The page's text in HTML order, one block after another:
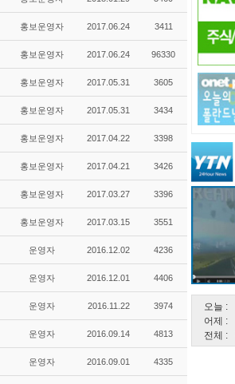
오늘 :
어제 :
전체 :
홍보운영자 2017.06.24 3411
홍보운영자 2017.06.24 96330
홍보운영자 2017.05.31 3605
홍보운영자 2017.05.31 3434
홍보운영자 2017.04.22 3398
홍보운영자 2017.04.21 3426
홍보운영자 2017.03.27 3396
홍보운영자 2017.03.15 3551
운영자 2016.12.02 4236
운영자 2016.12.01 4406
운영자 2016.11.22 3974
운영자 2016.09.14 4813
운영자 2016.09.01 4335